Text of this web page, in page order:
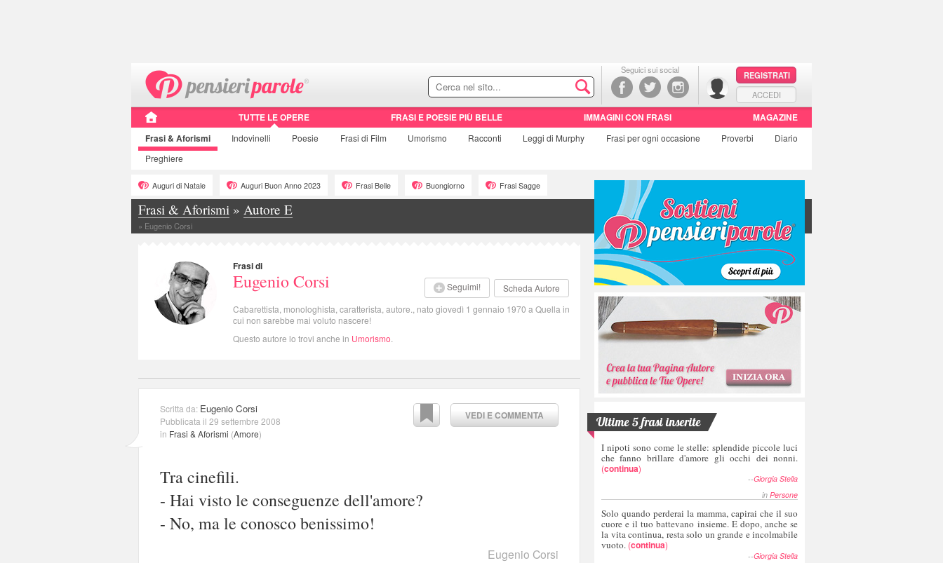
Seguici sui social
REGISTRATI
ACCEDI
TUTTE LE OPERE FRASI E POESIE PIÙ BELLE IMMAGINI CON FRASI
MAGAZINE
Frasi& Aforismi Indovinelli Poesie Frasi di Film Umorismo Racconti Leggi di Murphy Frasi per ogni occasione Proverbi
Diario
Preghiere
Auguri di Natale Auguri Buon Anno 2023 Frasi Belle Buongiorno Frasi Sagge
Frasi & Aforismi » Autore E
» Eugenio Corsi
Seguimi! Scheda Autore
Frasi di
Eugenio Corsi
Cabarettista, monologhista, caratterista, autore., nato giovedì 1 gennaio 1970 a Quella in
cui non sarebbe mai voluto nascere!
Questo autore lo trovi anche in Umorismo
VEDI E COMMENTA
Scritta da: Eugenio Corsi
Pubblicata il 29 settembre 2008
in Frasi & Aforismi (Amore)
Tra cinefili.
- Hai visto le conseguenze dell'amore?
- No, ma le conosco benissimo!
Eugenio Corsi
Ultime 5 frasi inserite
I nipoti sono come le stelle: splendide piccole luci
che fanno brillare d'amore gli occhi dei nonni.
(continua)
--Giorgia Stella
in Persone
Solo quando perderai la mamma, capirai che il suo
cuore e il tuo battevano insieme. E dopo, anche se
la vita continua, resta solo un grande e incolmabile
vuoto. (continua)
--Giorgia Stella